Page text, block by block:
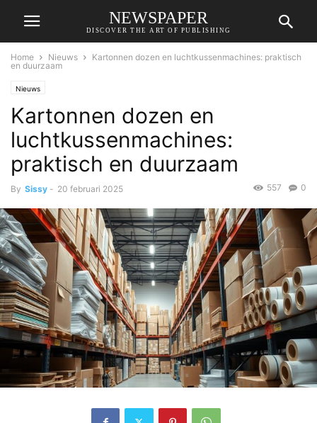
NEWSPAPER
DISCOVER THE ART OF PUBLISHING
Home Nieuws
Kartonnen dozen en luchtkussenmachines: praktisch
en duurzaam
Nieuws
Kartonnen dozen en
luchtkussenmachines:
praktisch en duurzaam
By Sissy - 20 februari 2025 0
557